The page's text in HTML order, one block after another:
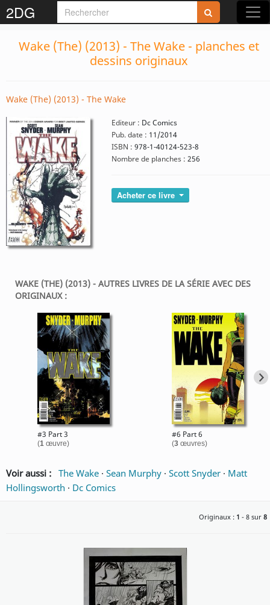
2DG
Wake (The) (2013) - The Wake - planches et
dessins originaux
Wake (The) (2013) - The Wake
Editeur : Dc Comics
Pub. date : 11/2014
ISBN : 978-1-40124-523-8
Nombre de planches : 256
Acheter ce livre
WAKE (THE) (2013) - AUTRES LIVRES DE LA SÉRIE AVEC DES
ORIGINAUX :
#3 Part 3
(1œuvre)
#6 Part 6
(3 œuvres)
Voir aussi : The Wake · Sean Murphy · Scott Snyder · Matt
Hollingsworth · Dc Comics
Originaux : 1 - 8 sur 8